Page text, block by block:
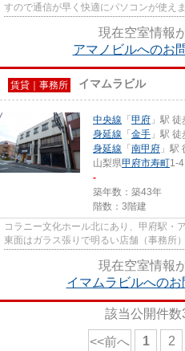
すので通信が早く快適にパソコンが使え
現在空室情報
アマノビルへのお
賃貸｜事務所 イマムラビル
中央線 「 甲府 」駅
身延線 「 金手 」駅
身延線 「 南甲府 」駅
山梨県甲府市寿町1-4
-
築年数：築43年
階数：3階建
コラニー文化ホール北にあり、甲府駅・
東面はガラス張りで明るい店舗（事務所
現在空室情報
イマムラビルへの
該当公開件数
<<前へ 1 2